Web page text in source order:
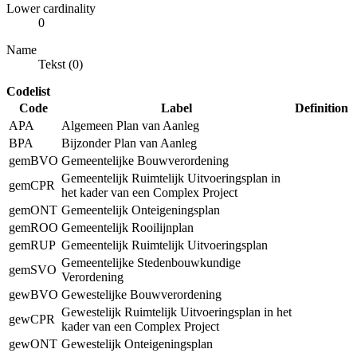
Lower cardinality
0
Name
Tekst (0)
Codelist
Code
Label
Definition
APA
Algemeen Plan van Aanleg
BPA
Bijzonder Plan van Aanleg
gemBVO Gemeentelijke Bouwverordening
gemCPR
Gemeentelijk Ruimtelijk Uitvoeringsplan in
het kader van een Complex Project
gemONT Gemeentelijk Onteigeningsplan
gemROO Gemeentelijk Rooilijnplan
gemRUP Gemeentelijk Ruimtelijk Uitvoeringsplan
gemSVO
Gemeentelijke Stedenbouwkundige
Verordening
gewBVO Gewestelijke Bouwverordening
gewCPR
Gewestelijk Ruimtelijk Uitvoeringsplan in het
kader van een Complex Project
gewONT Gewestelijk Onteigeningsplan